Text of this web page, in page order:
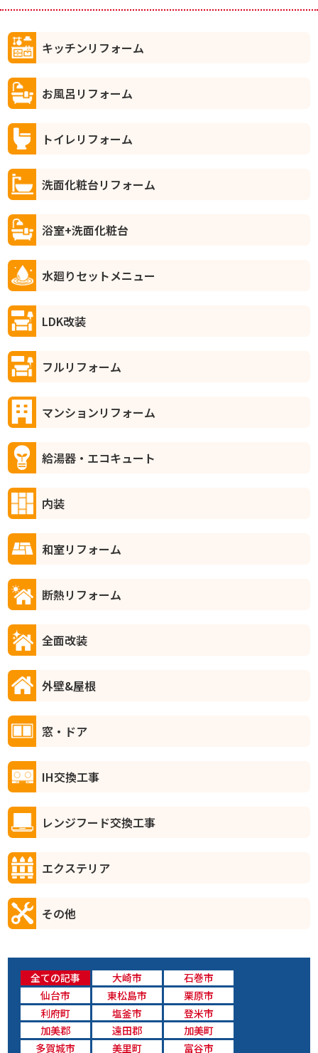
キッチンリフォーム
お風呂リフォーム
トイレリフォーム
洗面化粧台リフォーム
浴室+洗面化粧台
水廻りセットメニュー
LDK改装
フルリフォーム
マンションリフォーム
給湯器・エコキュート
内装
和室リフォーム
断熱リフォーム
全面改装
外壁&屋根
窓・ドア
IH交換工事
レンジフード交換工事
エクステリア
その他
全ての記事 大崎市
石巻市
仙台市
東松島市
栗原市
利府町
塩釜市
登米市
加美郡
遠田郡
加美町
多賀城市
美里町 富谷市